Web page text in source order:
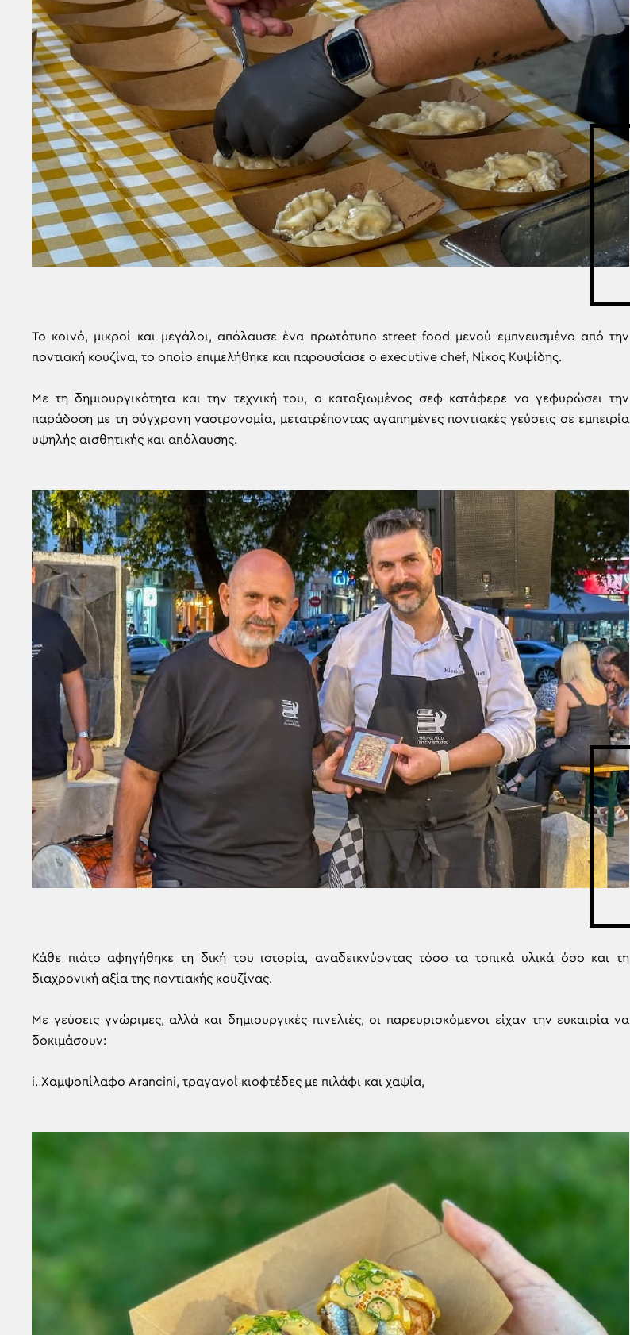
Το κοινό, μικροί και μεγάλοι, απόλαυσε ένα πρωτότυπο street food μενού εμπνευσμένο από την
ποντιακή κουζίνα, το οποίο επιμελήθηκε και παρουσίασε ο executive chef, Νίκος Κυψίδης.
Με τη δημιουργικότητα και την τεχνική του, ο καταξιωμένος σεφ κατάφερε να γεφυρώσει την
παράδοση με τη σύγχρονη γαστρονομία, μετατρέποντας αγαπημένες ποντιακές γεύσεις σε εμπειρία
υψηλής αισθητικής και απόλαυσης.
Κάθε πιάτο αφηγήθηκε τη δική του ιστορία, αναδεικνύοντας τόσο τα τοπικά υλικά όσο και τη
διαχρονική αξία της ποντιακής κουζίνας.
Με γεύσεις γνώριμες, αλλά και δημιουργικές πινελιές, οι παρευρισκόμενοι είχαν την ευκαιρία να
δοκιμάσουν:
i. Χαμψοπίλαφο Arancini, τραγανοί κιοφτέδες με πιλάφι και χαψία,